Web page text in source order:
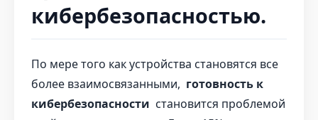
кибербезопасностью.
По мере того как устройства становятся все
более взаимосвязанными, готовность к
кибербезопасности становится проблемой